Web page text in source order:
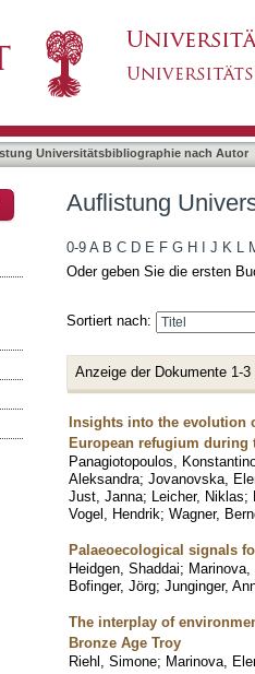
Universitätsbibliographie nach Autor
Auflistung
0-9 A B C D E F G H J K L
Oder geben Sie die ersten
Sortiert nach:
Anzeige der Dokumente 1-3
Insights into the evolution
European refugium during
Panagiotopoulos,
Aleksandra; Jovanovska,
Just, Janna; Leicher, Niklas;
Vogel, Hendrik; Wagner,
Palaeoecological signals
Heidgen, Shaddai; Marinova,
Bofinger, Jörg; Junginger,
The interplay of
Bronze Age Troy
Riehl, Simone; Marinova,